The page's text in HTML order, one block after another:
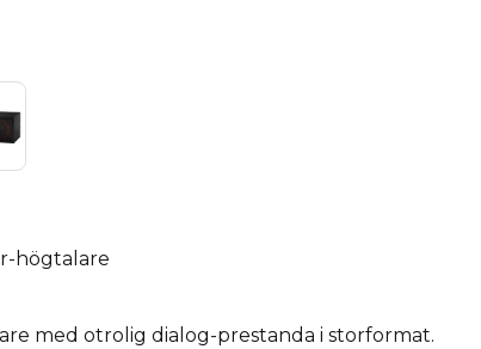
högtalare
med otrolig dialog-prestanda i storformat.